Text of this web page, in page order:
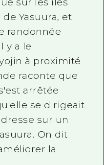
Yasuura, et
randonnée
y a le
à proximité
raconte que
arrêtée
se dirigeait
sur un
On dit
la